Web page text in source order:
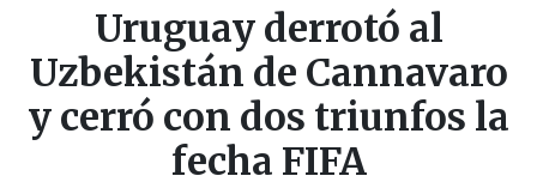
Uruguay derrotó al
Uzbekistán de Cannavaro
y cerró con dos triunfos la
fecha FIFA